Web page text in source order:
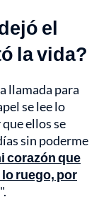
el
la vida?
llamada para
se lee lo
ellos se
sin poderme
corazón que
ruego, por